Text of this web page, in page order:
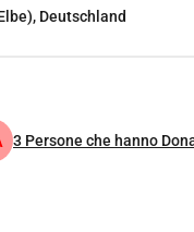
Deutschland
3 Persone che hanno